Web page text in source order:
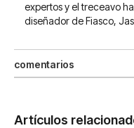
expertos y el treceavo
diseñador de Fiasco,
comentarios
Artículos